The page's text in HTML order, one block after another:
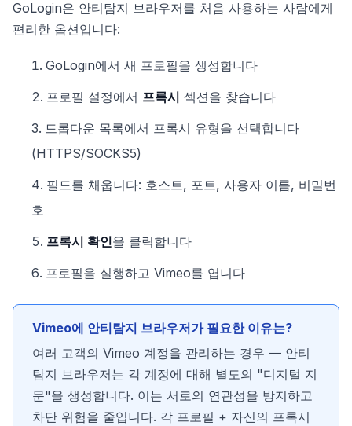
GoLogin은 안티탐지 브라우저를 처음 사용하는 사람에게
편리한 옵션입니다:
GoLogin에서 새 프로필을 생성합니다
프로필 설정에서 프록시 섹션을 찾습니다
드롭다운 목록에서 프록시 유형을 선택합니다
(HTTPS/SOCKS5)
필드를 채웁니다: 호스트, 포트, 사용자 이름, 비밀번
호
프록시 확인을 클릭합니다
프로필을 실행하고 Vimeo를 엽니다
Vimeo에 안티탐지 브라우저가 필요한 이유는?
여러 고객의 Vimeo 계정을 관리하는 경우 — 안티
탐지 브라우저는 각 계정에 대해 별도의 "디지털 지
문"을 생성합니다. 이는 서로의 연관성을 방지하고
차단 위험을 줄입니다. 각 프로필 + 자신의 프록시